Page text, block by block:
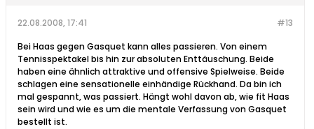
#13
22.08.2008, 17:41
Bei Haas gegen Gasquet kann alles passieren. Von einem
Tennisspektakel bis hin zur absoluten Enttäuschung. Beide
haben eine ähnlich attraktive und offensive Spielweise. Beide
schlagen eine sensationelle einhändige Rückhand. Da bin ich
mal gespannt, was passiert. Hängt wohl davon ab, wie fit Haas
sein wird und wie es um die mentale Verfassung von Gasquet
bestellt ist.